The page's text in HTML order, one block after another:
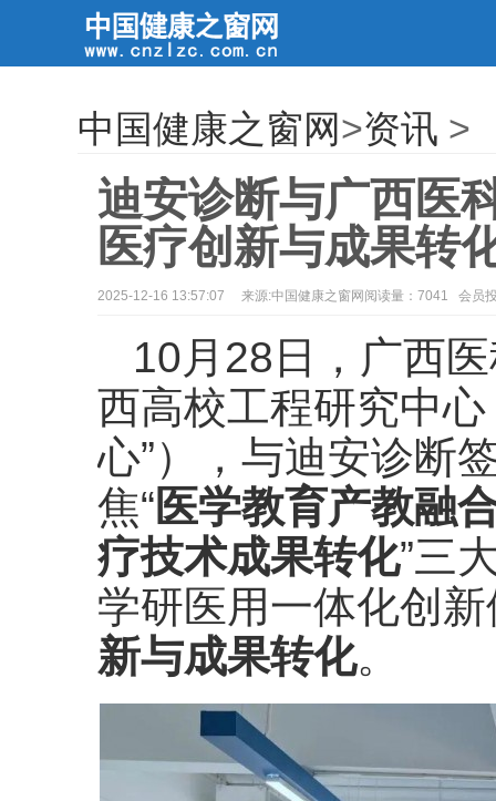
中国健康之窗网>资讯 >
迪安诊断与广西医
医疗创新与成果转
2025-12-16 13:57:07 来源:中国健康之窗网阅读量：7041 会员
10月28日，广西
西高校工程研究中
心”），与迪安诊断
焦“医学教育产教融
疗技术成果转化”三
学研医用一体化创新
新与成果转化。